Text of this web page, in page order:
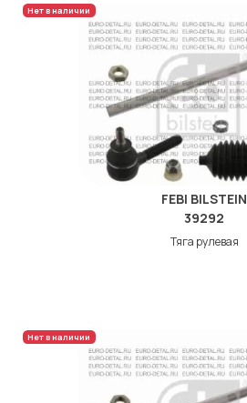
Нет в наличии
FEBI BILSTEIN
39292
Тяга рулевая
Нет в наличии